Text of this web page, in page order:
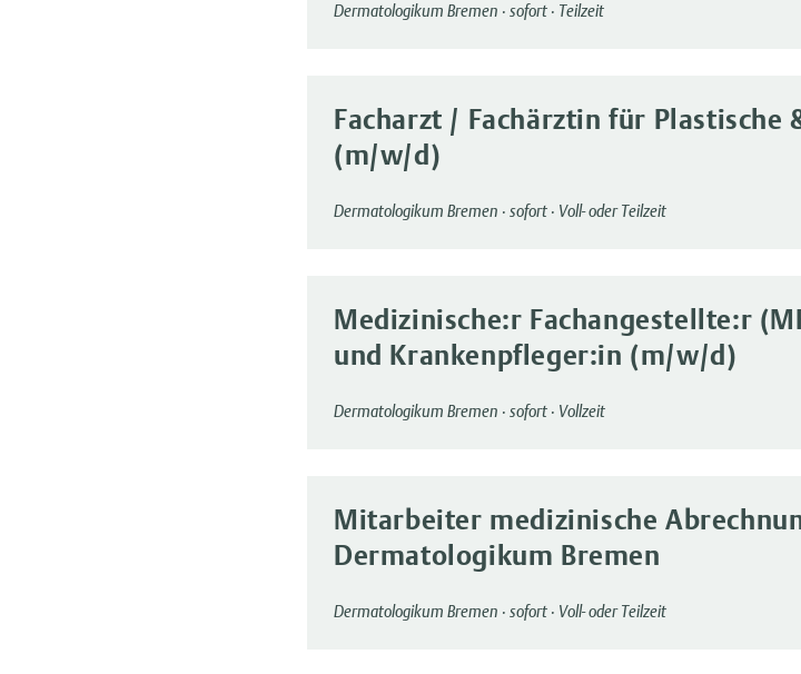
Dermatologikum Bremen · sofort · Teilzeit
Facharzt / Fachärztin für Plastische
(m/w/d)
Dermatologikum Bremen · sofort · Voll- oder Teilzeit
Medizinische:r Fachangestellte:r
und Krankenpfleger:in (m/w/d)
Dermatologikum Bremen · sofort · Vollzeit
Mitarbeiter medizinische
Dermatologikum Bremen
Dermatologikum Bremen · sofort · Voll- oder Teilzeit